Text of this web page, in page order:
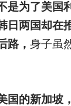
是为了美国
日两国却在
路， 身子虽
国的新加坡